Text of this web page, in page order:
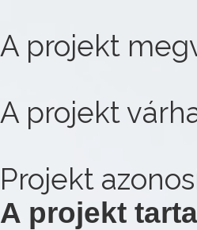
A projekt
A projekt
Projekt
A projekt